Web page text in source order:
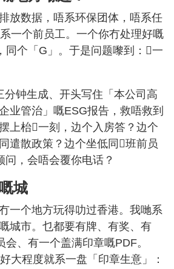
放数据，唔系环保团体，唔系任
一个前员工。一个你冇处理好嘅
同个「G」。于是问题嚟到：𠮶一
分钟生成、开头写住「本公司高
业管治」嘅ESG报告，救唔救到
上枱𠮶一刻，边个入房答？边个
遣散政策？边个坐低同𠮶班前员
问，会唔会覆你电话？
城
一个地方玩得叻过香港。我哋系
城市。乜都要有牌、有奖、有
、有一个盖满印章嘅PDF。
大程度就系一盘「印章生意」：